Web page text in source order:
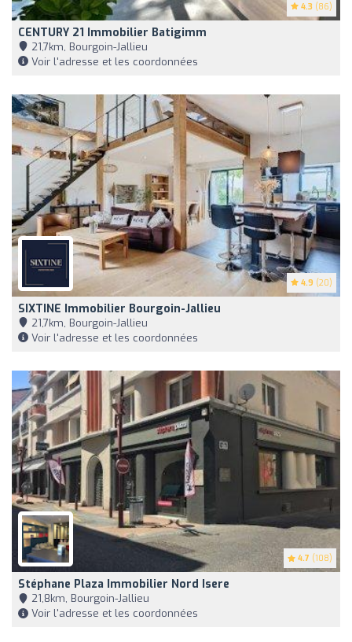
4.3 (86)
CENTURY 21 Immobilier Batigimm
21,7km, Bourgoin-Jallieu
Voir l'adresse et les coordonnées
4.9 (20)
SIXTINE Immobilier Bourgoin-Jallieu
21,7km, Bourgoin-Jallieu
Voir l'adresse et les coordonnées
4.7 (108)
Stéphane Plaza Immobilier Nord Isere
21,8km, Bourgoin-Jallieu
Voir l'adresse et les coordonnées